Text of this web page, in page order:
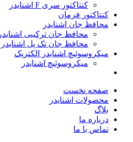
کنتاکتور سری F اشنایدر
کنتاکتور فرمان
محافظ جان اشنایدر
محافظ جان ترکیبی اشنایدر
محافظ جان تک پل اشنایدر
میکروسوئیچ اشنایدر الکتریک
میکروسوئیچ اشنایدر
صفحه نخست
محصولات اشنایدر
بلاگ
درباره ما
تماس با ما